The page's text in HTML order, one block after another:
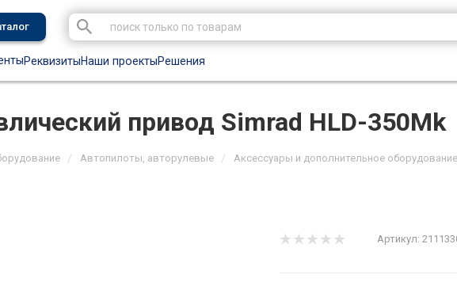
РеквизитыНаши проектыРешения
привод Simrad HLD-350Mk
/ Автопилоты, авторулевые / Аксессуары и дополнительное оборудование
Артикул: